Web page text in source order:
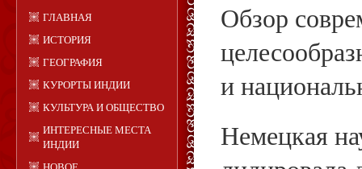
ГЛАВНАЯ
ИСТОРИЯ
ГЕОГРАФИЯ
КУРОРТЫ ИНДИИ
КУЛЬТУРА И ОБЩЕСТВО
ИНТЕРЕСНЫЕ МЕСТА
ИНДИИ
Обзор
и
Немецкая